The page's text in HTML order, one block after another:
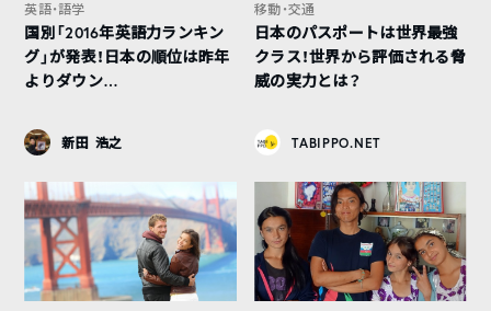
英語・語学
国別「2016年英語力ランキン
グ」が発表！日本の順位は昨年
よりダウン…
新田 浩之
移動・交通
日本のパスポートは世界最強
クラス！世界から評価される脅
威の実力とは？
TABIPPO.NET